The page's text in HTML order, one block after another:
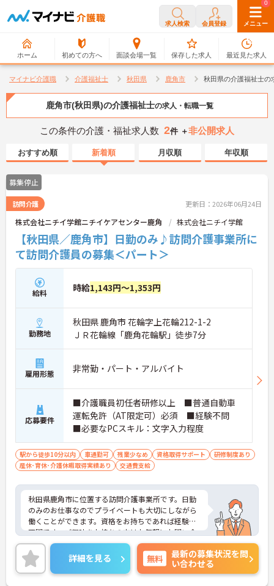
求人検索 会員登録 メニュー
ホーム 初めての方へ 面談会場一覧
0
保存した求人
0
最近見た求人
マイナビ介護職 介護福祉士 秋田県 鹿角市 秋田県の介護福祉士の
鹿角市(秋田県)の介護福祉士の求人・転職一覧
この条件の介護・福祉求人数 2件 ＋非公開求人
おすすめ順 新着順 月収順 年収順
募集停止
訪問介護 更新日：2026年06月24日
株式会社ニチイ学館ニチイケアセンター鹿角 株式会社ニチイ学館
【秋田県／鹿角市】日勤のみ♪訪問介護事業所に
て訪問介護員の募集＜パート＞
給料 時給1,143円～1,353円
勤務地
秋田県 鹿角市 花輪字上花輪212-1-2
ＪＲ花輪線「鹿角花輪駅」徒歩7分
雇用形態 非常勤・パート・アルバイト
応募要件
■介護職員初任者研修以上 ■普通自動車
運転免許（AT限定可）必須 ■経験不問
■必要なPCスキル：文字入力程度
駅から徒歩10分以内 車通勤可 残業少なめ 資格取得サポート
研修制度あり
産休･育休･介護休暇取得実績あり
交通費支給
秋田県鹿角市に位置する訪問介護事業所です。日勤
のみのお仕事なのでプライベートも大切にしながら
働くことができます。資格をお持ちであれば経験は
不問です。ご興味をお持ちの方はお気軽にお問い合
わせください。
詳細を見る 無料
最新の募集状況を問
い合わせる